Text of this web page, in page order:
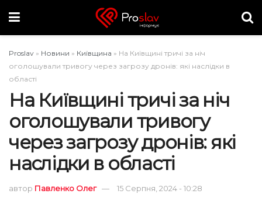
Proslav » Новини » Київщина » На Київщині тричі за ніч
оголошували тривогу через загрозу дронів: які наслідки в
області
На Київщині тричі за ніч
оголошували тривогу
через загрозу дронів: які
наслідки в області
автор Павленко Олег 15 Серпня, 2024 - 10:28